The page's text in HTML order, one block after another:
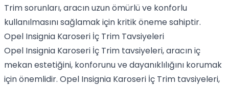
Trim sorunları, aracın uzun ömürlü ve konforlu
kullanılmasını sağlamak için kritik öneme sahiptir.
Opel Insignia Karoseri İç Trim Tavsiyeleri
Opel Insignia Karoseri İç Trim tavsiyeleri, aracın iç
mekan estetiğini, konforunu ve dayanıklılığını korumak
için önemlidir. Opel Insignia Karoseri İç Trim tavsiyeleri,